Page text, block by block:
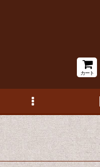
カート